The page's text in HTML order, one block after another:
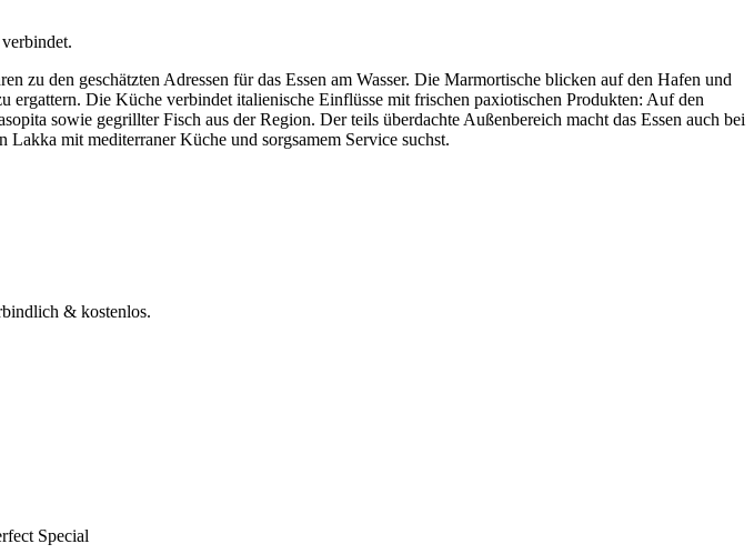
zu den geschätzten Adressen für das Essen am Wasser. Die Marmortische blicken auf den Hafen und
ergattern. Die Küche verbindet italienische Einflüsse mit frischen paxiotischen Produkten: Auf den
sowie gegrillter Fisch aus der Region. Der teils überdachte Außenbereich macht das Essen auch bei
mit mediterraner Küche und sorgsamem Service suchst.
& kostenlos.
Special